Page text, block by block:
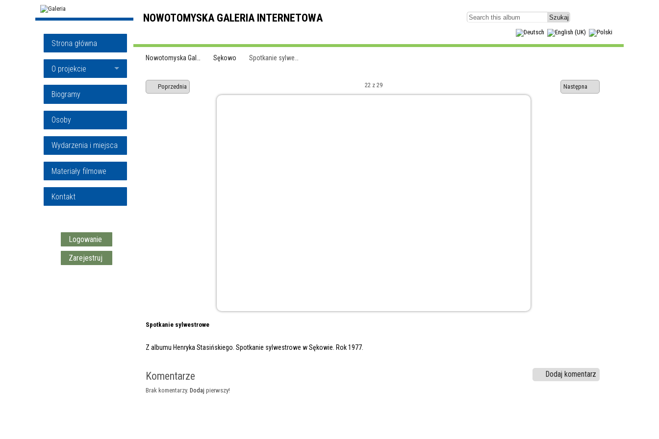
Strona główna
O projekcie
Biogramy
Osoby
Wydarzenia i miejsca
Materiały filmowe
Kontakt
Logowanie
Zarejestruj
NOWOTOMYSKA GALERIA INTERNETOWA
Nowotomyska Gal… Sękowo Spotkanie sylwe…
Poprzednia 22 z 29 Następna
Spotkanie sylwestrowe
Z albumu Henryka Stasińskiego. Spotkanie sylwestrowe w Sękowie. Rok 1977.
Komentarze Dodaj komentarz
Brak komentarzy. Dodaj pierwszy!